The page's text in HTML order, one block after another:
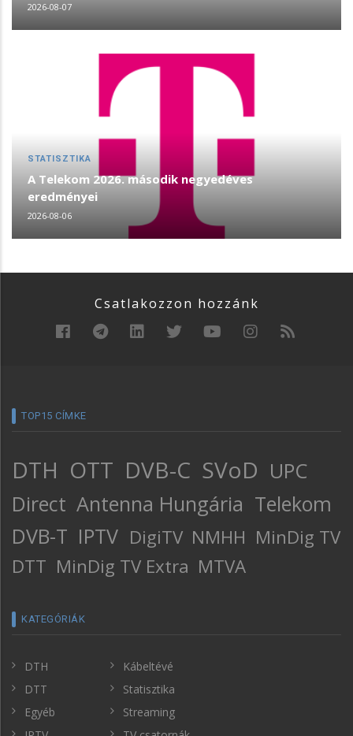
2026-08-07
STATISZTIKA
A Telekom 2026. második negyedéves
eredményei
2026-08-06
Csatlakozzon hozzánk
TOP15 CÍMKE
DTH OTT DVB-C SVoD UPC
Direct Antenna Hungária Telekom
DVB-T IPTV DigiTV NMHH MinDig TV
DTT MinDig TV Extra MTVA
KATEGÓRIÁK
DTH
DTT
Egyéb
Kábeltévé
Statisztika
Streaming